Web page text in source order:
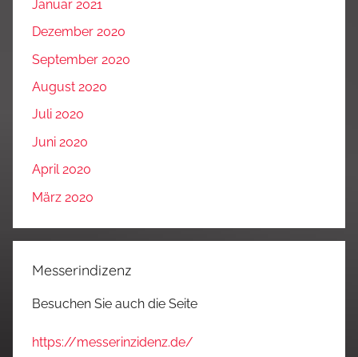
Januar 2021
Dezember 2020
September 2020
August 2020
Juli 2020
Juni 2020
April 2020
März 2020
Messerindizenz
Besuchen Sie auch die Seite
https://messerinzidenz.de/